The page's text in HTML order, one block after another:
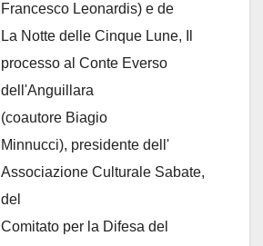
Francesco Leonardis) e de
La Notte delle Cinque Lune, Il
processo al Conte Everso
dell'Anguillara
(coautore Biagio
Minnucci), presidente dell'
Associazione Culturale Sabate,
del
Comitato per la Difesa del